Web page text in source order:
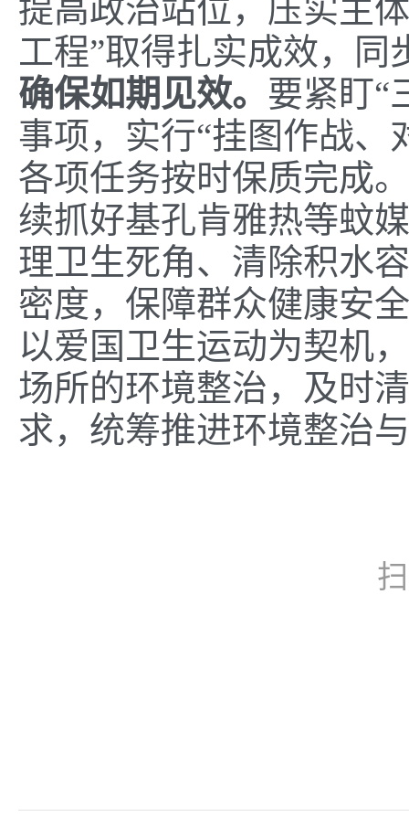
提高政治站位，压实主
工程”取得扎实成效，同
确保如期见效。 要紧盯“
事项，实行“挂图作战、
各项任务按时保质完成。
续抓好基孔肯雅热等蚊
理卫生死角、清除积水
密度，保障群众健康安
以爱国卫生运动为契机
场所的环境整治，及时
求，统筹推进环境整治